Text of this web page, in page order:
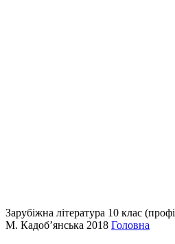
Зарубіжна література 10 клас
М. Кадоб’янська 2018 Головна